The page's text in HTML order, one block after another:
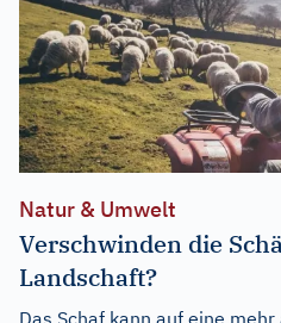
Natur & Umwelt
Verschwinden die
Landschaft?
Das Schaf kann auf eine